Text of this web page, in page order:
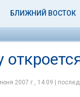
БЛИЖНИЙ ВОСТОК
2007 г., 14:09 |